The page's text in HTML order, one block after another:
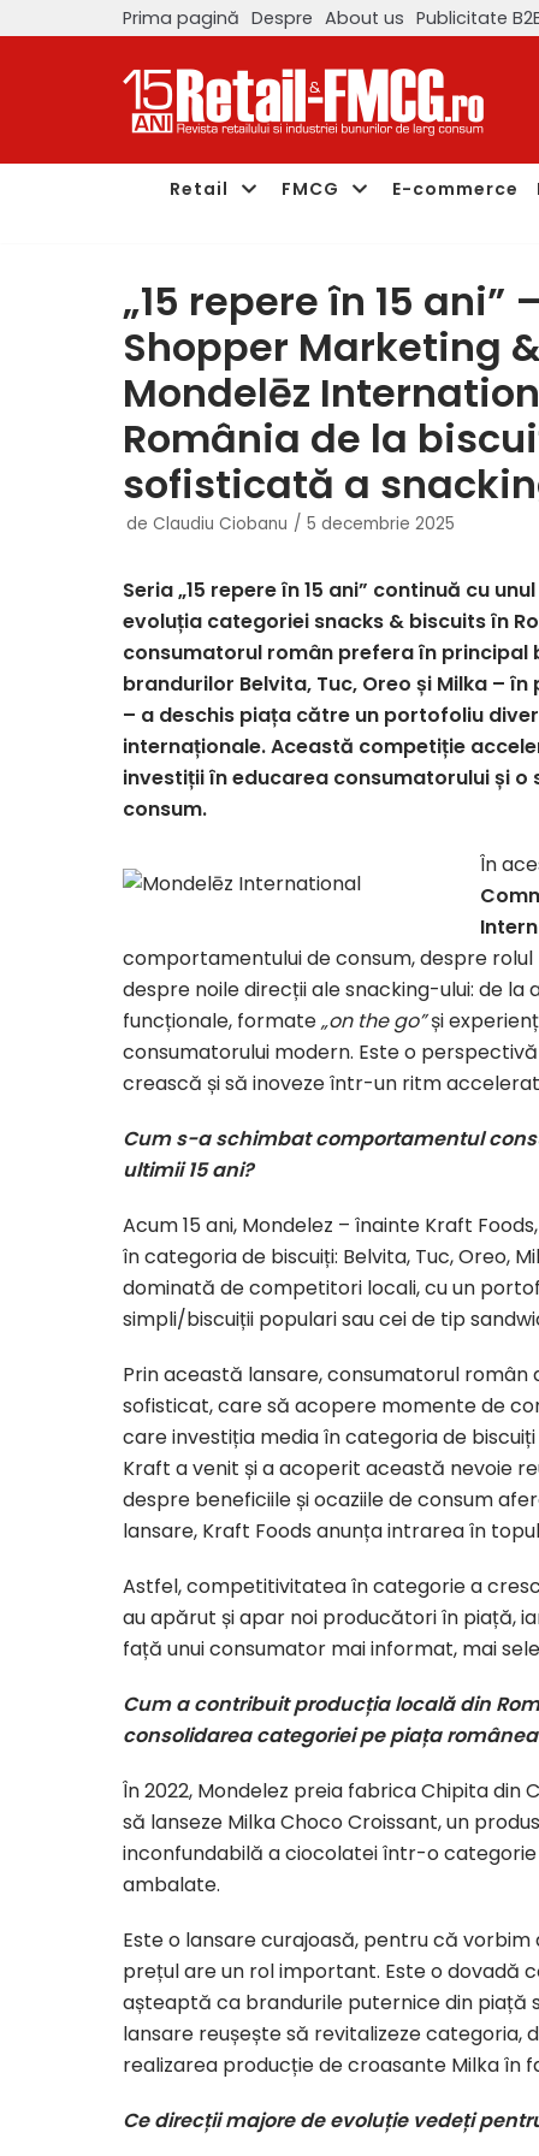
Prima pagină Despre About us Publicitate
Retail FMCG E-commerce
„15 repere în 15
Shopper Marketing
Mondelēz
România de la
sofisticată a
de Claudiu Ciobanu 5 decembrie 2025
Seria „15 repere în 15 ani” continuă cu
evoluția categoriei snacks & biscuits în
consumatorul român prefera în principal
brandurilor Belvita, Tuc, Oreo și Milka –
– a deschis piața către un portofoliu
internaționale. Această competiție
investiții în educarea consumatorului și
consum.
În
comportamentului de consum, despre
despre noile direcții ale snacking-ului: de
funcționale, formate„on the go”și
consumatorului modern. Este o
crească și să inoveze într-un ritm
Cum s-a schimbat comportamentul
ultimii 15 ani?
Acum 15 ani, Mondelez – înainte Kraft
în categoria de biscuiți: Belvita, Tuc, Oreo,
dominată de competitori locali, cu un
simpli/biscuiții populari sau cei de tip
Prin această lansare, consumatorul
sofisticat, care să acopere momente de
care investiția media în categoria de
Kraft a venit și a acoperit această nevoie
despre beneficiile și ocaziile de consum
lansare, Kraft Foods anunța intrarea în
Astfel, competitivitatea în categorie a
au apărut și apar noi producători în piață,
față unui consumator mai informat, mai
Cum a contribuit producția locală din
consolidarea categoriei pe piața
În 2022, Mondelez preia fabrica Chipita din
să lanseze Milka Choco Croissant, un
inconfundabilă a ciocolatei într-o
ambalate.
Este o lansare curajoasă, pentru că
prețul are un rol important. Este o dovadă
așteaptă ca brandurile puternice din
lansare reușește să revitalizeze categoria,
realizarea producție de croasante Milka în
Ce direcții majore de evoluție vedeți